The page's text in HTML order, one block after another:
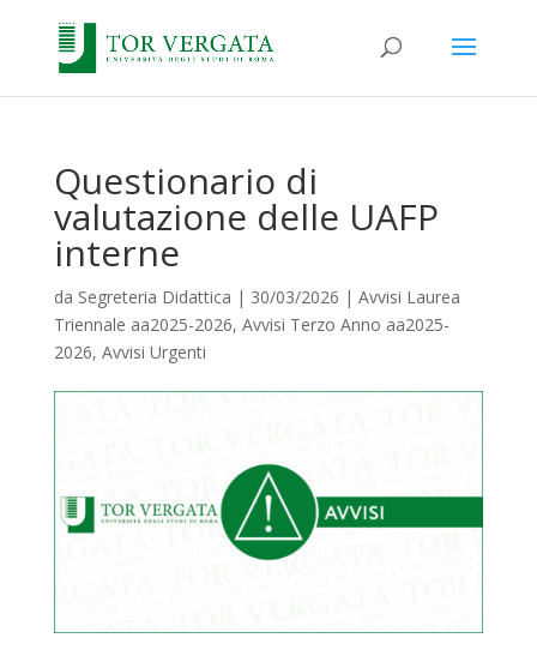
Questionario di
valutazione delle UAFP
interne
da Segreteria Didattica | 30/03/2026 | Avvisi Laurea
Triennale aa2025-2026, Avvisi Terzo Anno aa2025-
2026, Avvisi Urgenti